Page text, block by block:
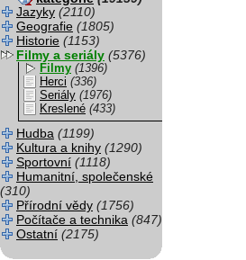
Jazyky (2110)
Geografie (1805)
Historie (1153)
Filmy a seriály (5376)
Filmy (1396)
Herci (336)
Seriály (1976)
Kreslené (433)
Hudba (1199)
Kultura a knihy (1290)
Sportovní (1118)
Humanitní, společenské
(310)
Přírodní vědy (1756)
Počítače a technika (847)
Ostatní (2175)